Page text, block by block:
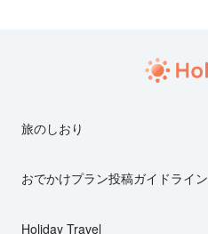
旅のしおり
おでかけプラン投稿ガイドライン
Holiday Travel